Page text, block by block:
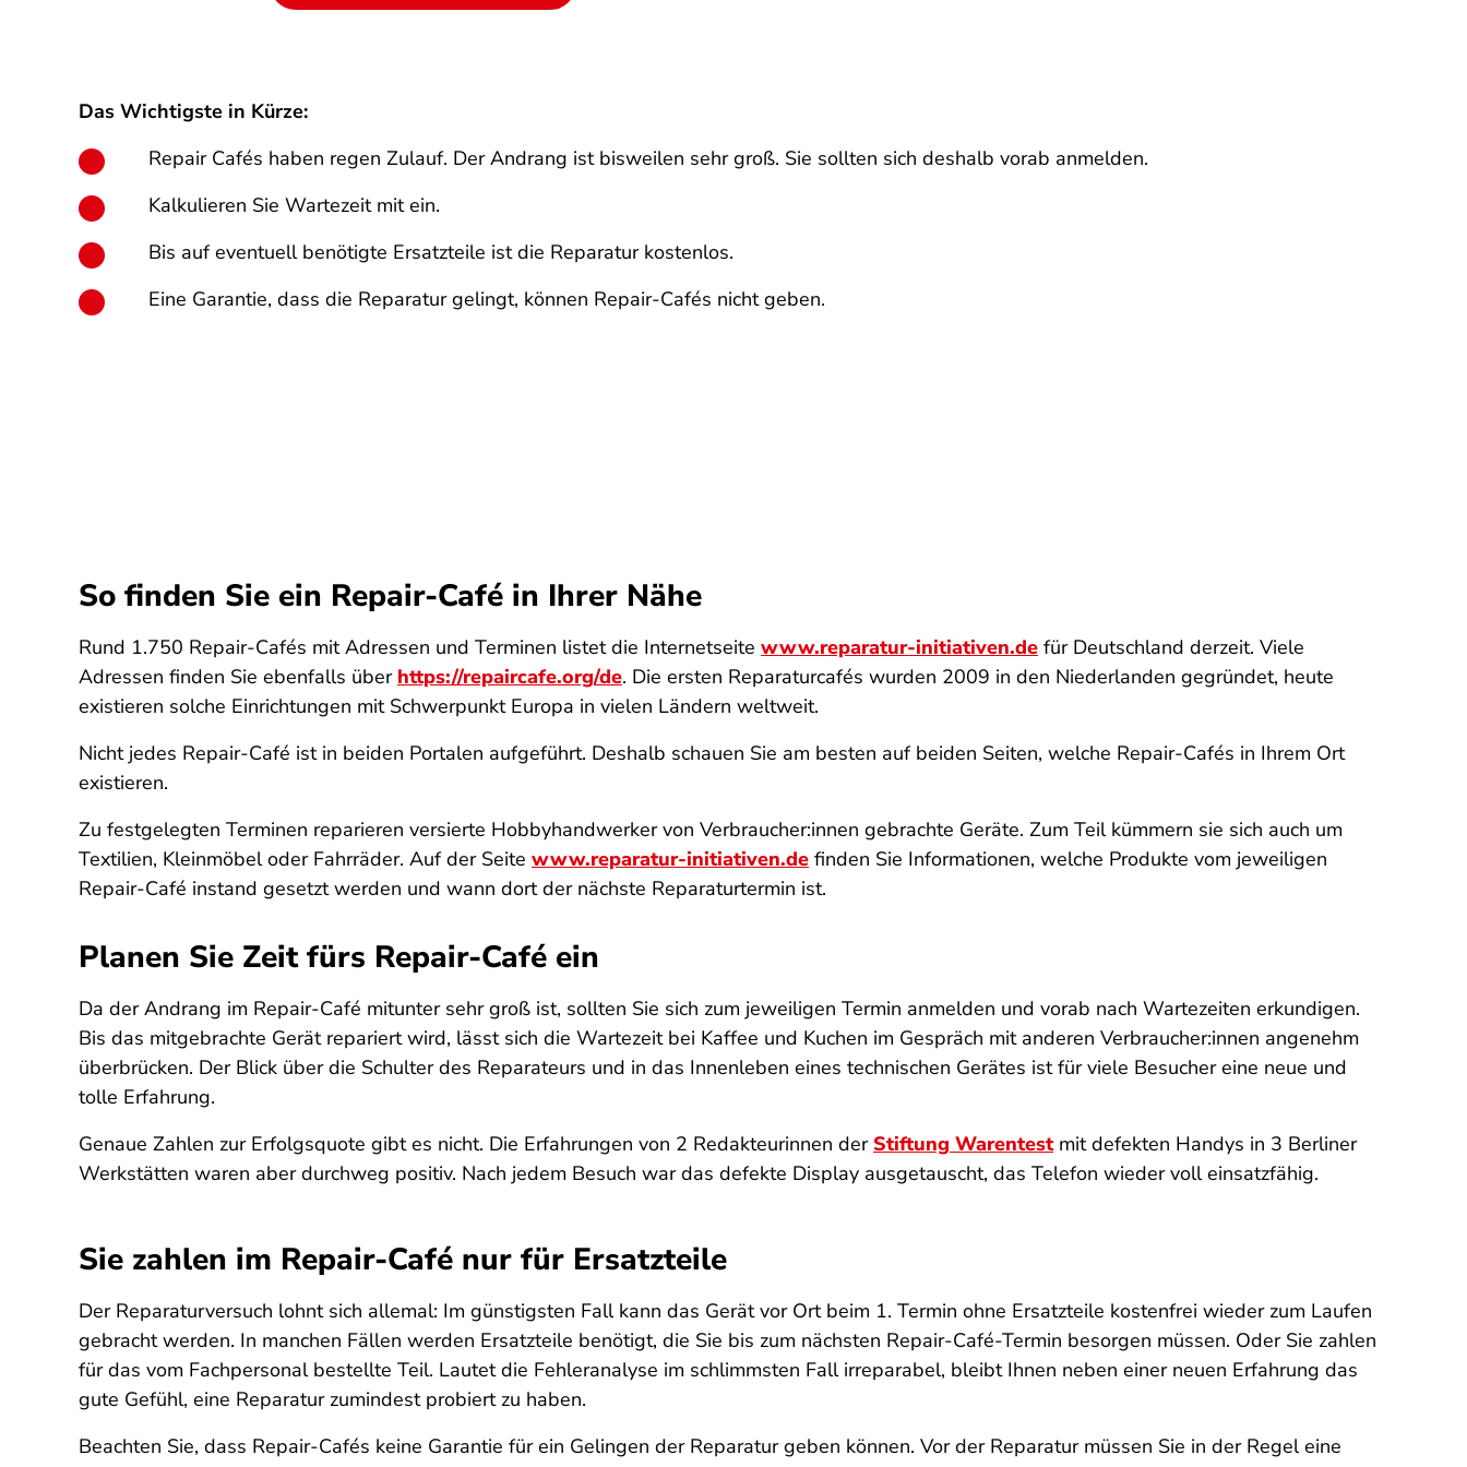
Das Wichtigste in Kürze:
Repair Cafés haben regen Zulauf. Der Andrang ist bisweilen sehr groß. Sie sollten sich deshalb vorab anmelden.
Kalkulieren Sie Wartezeit mit ein.
Bis auf eventuell benötigte Ersatzteile ist die Reparatur kostenlos.
Eine Garantie, dass die Reparatur gelingt, können Repair-Cafés nicht geben.
So finden Sie ein Repair-Café in Ihrer Nähe
Rund 1.750 Repair-Cafés mit Adressen und Terminen listet die Internetseite www.reparatur-initiativen.de für Deutschland derzeit. Viele
Adressen finden Sie ebenfalls über https://repaircafe.org/de. Die ersten Reparaturcafés wurden 2009 in den Niederlanden gegründet, heute
existieren solche Einrichtungen mit Schwerpunkt Europa in vielen Ländern weltweit.
Nicht jedes Repair-Café ist in beiden Portalen aufgeführt. Deshalb schauen Sie am besten auf beiden Seiten, welche Repair-Cafés in Ihrem Ort
existieren.
Zu festgelegten Terminen reparieren versierte Hobbyhandwerker von Verbraucher:innen gebrachte Geräte. Zum Teil kümmern sie sich auch um
Textilien, Kleinmöbel oder Fahrräder. Auf der Seite www.reparatur-initiativen.de finden Sie Informationen, welche Produkte vom jeweiligen
Repair-Café instand gesetzt werden und wann dort der nächste Reparaturtermin ist.
Planen Sie Zeit fürs Repair-Café ein
Da der Andrang im Repair-Café mitunter sehr groß ist, sollten Sie sich zum jeweiligen Termin anmelden und vorab nach Wartezeiten erkundigen.
Bis das mitgebrachte Gerät repariert wird, lässt sich die Wartezeit bei Kaffee und Kuchen im Gespräch mit anderen Verbraucher:innen angenehm
überbrücken. Der Blick über die Schulter des Reparateurs und in das Innenleben eines technischen Gerätes ist für viele Besucher eine neue und
tolle Erfahrung.
Genaue Zahlen zur Erfolgsquote gibt es nicht. Die Erfahrungen von 2 Redakteurinnen der Stiftung Warentestmit defekten Handys in 3 Berliner
Werkstätten waren aber durchweg positiv. Nach jedem Besuch war das defekte Display ausgetauscht, das Telefon wieder voll einsatzfähig.
Sie zahlen im Repair-Café nur für Ersatzteile
Der Reparaturversuch lohnt sich allemal: Im günstigsten Fall kann das Gerät vor Ort beim 1. Termin ohne Ersatzteile kostenfrei wieder zum Laufen
gebracht werden. In manchen Fällen werden Ersatzteile benötigt, die Sie bis zum nächsten Repair-Café-Termin besorgen müssen. Oder Sie zahlen
für das vom Fachpersonal bestellte Teil. Lautet die Fehleranalyse im schlimmsten Fall irreparabel, bleibt Ihnen neben einer neuen Erfahrung das
gute Gefühl, eine Reparatur zumindest probiert zu haben.
Beachten Sie, dass Repair-Cafés keine Garantie für ein Gelingen der Reparatur geben können. Vor der Reparatur müssen Sie in der Regel eine